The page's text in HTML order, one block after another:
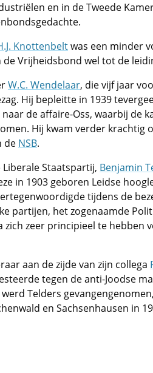
en in de Tweede
Knottenbeltwas een minder
Vrijheidsbond wel tot de
W.C. Wendelaar, die vijf jaar
Hij bepleitte in 1939
de affaire-Oss, waarbij de
Hij kwam verder krachtig
de NSB.
Staatspartij, Benjamin
in 1903 geboren Leidse
tijdens de
partijen, het zogenaamde
zich zeer principieel te hebben
aan de zijde van zijn collega
tegen de anti-Joodse
Telders
en Sachsenhausen in